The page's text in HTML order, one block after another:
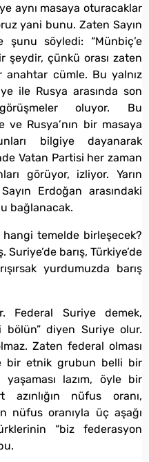
aynı masaya oturacaklar
yani bunu. Zaten Sayın
şunu söyledi: “Münbiç’e
şeydir, çünkü orası zaten
anahtar cümle. Bu yalnız
ile Rusya arasında son
oluyor. Bu
ve Rusya’nın bir masaya
bilgiye dayanarak
Vatan Partisi her zaman
görüyor, izliyor. Yarın
Erdoğan arasındaki
bağlanacak.
hangi temelde birleşecek?
Suriye’de barış, Türkiye’de
yurdumuzda barış
Federal Suriye demek,
bölün” diyen Suriye olur.
Zaten federal olması
bir etnik grubun belli bir
lazım, öyle bir
nüfus oranı,
nüfus oranıyla üç aşağı
“biz federasyon